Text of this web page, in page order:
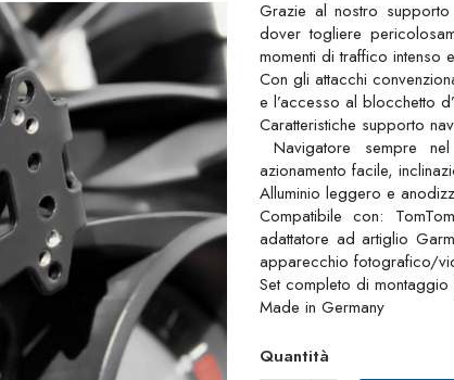
Grazie al nostro
dover togliere
momenti di traffico intenso
Con gli attacchi
e l’accesso al blocchetto
Caratteristiche supporto
Navigatore sempre
azionamento facile,
Alluminio leggero e
Compatibile con:
adattatore ad artiglio
apparecchio fotografico/
Set completo di
Made in Germany
Quantità